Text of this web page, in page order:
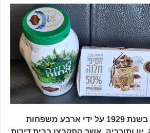
חברת אחוה הוקמה בשנת 1929 על ידי ארבע משפחות